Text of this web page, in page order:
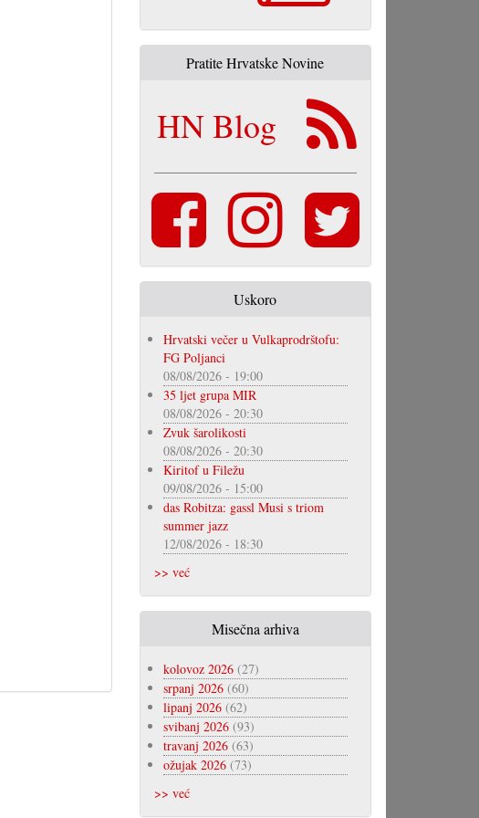
Pratite Hrvatske Novine
HN Blog
Uskoro
Hrvatski večer u Vulkaprodrštofu:
FG Poljanci
08/08/2026 - 19:00
35 ljet grupa MIR
08/08/2026 - 20:30
Zvuk šarolikosti
08/08/2026 - 20:30
Kiritof u Filežu
09/08/2026 - 15:00
das Robitza: gassl Musi s triom
summer jazz
12/08/2026 - 18:30
>> već
Misečna arhiva
kolovoz 2026(27)
srpanj 2026(60)
lipanj 2026(62)
svibanj 2026(93)
travanj 2026(63)
ožujak 2026(73)
>> već